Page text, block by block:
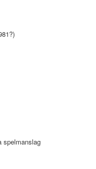
spelmanslag